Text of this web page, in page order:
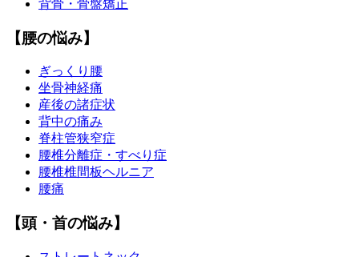
背骨・骨盤矯正
【腰の悩み】
ぎっくり腰
坐骨神経痛
産後の諸症状
背中の痛み
脊柱管狭窄症
腰椎分離症・すべり症
腰椎椎間板ヘルニア
腰痛
【頭・首の悩み】